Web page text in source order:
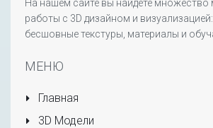
На нашем сайте вы найдете множество
работы с 3D дизайном и
бесшовные текстуры, материалы и
МЕНЮ
Главная
3D Модели